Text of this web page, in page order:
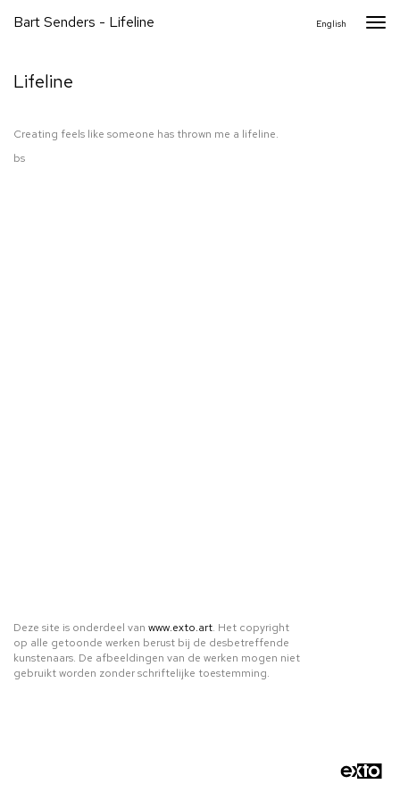
Bart Senders - Lifeline English
Lifeline
Creating feels like someone has thrown me a lifeline.
bs
Deze site is onderdeel van www.exto.art. Het copyright
op alle getoonde werken berust bij de desbetreffende
kunstenaars. De afbeeldingen van de werken mogen niet
gebruikt worden zonder schriftelijke toestemming.